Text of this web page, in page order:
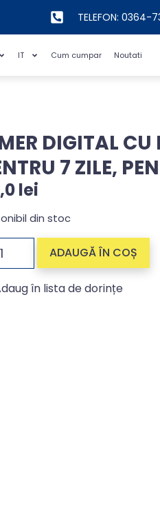
TELEFON: 0364-
IT Cum cumpar Noutati
DIGITAL CU
7 ZILE,
lei
din stoc
ADAUGĂ ÎN COȘ
în lista de dorințe